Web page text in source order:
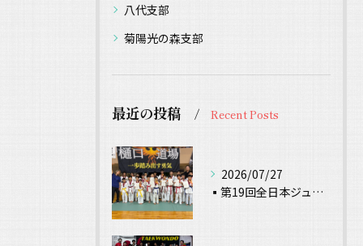
八代支部
菊陽光の森支部
最近の投稿 Recent Posts
2026/07/27
▪️第19回全日本ジュニアテコンドー選手権 試合結果▪️